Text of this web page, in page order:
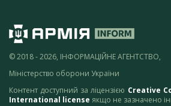
© 2018 - 2026, ІНФОРМАЦІЙНЕ АГЕНТСТВО,
Міністерство оборони України
Контент доступний за ліцензією Creative
International license якщо не зазначено